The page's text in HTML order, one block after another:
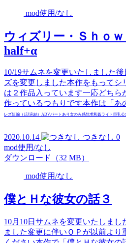
mod使用/なし
ウィズリー・Ｓｈｏ
half+α
10/19サムネを変更いたしました
ズを変更しました本作をもってシ
は２作品入っています一応どちら
作っているつもりです本作は「あ
レズ短編（1話完結） ADVパートあり 女のみ感想求和姦ライト 巨乳公
2020.10.14 つきなし 0
mod使用/なし
ダウンロード（32 MB）
mod使用/なし
僕とＨな彼女の話３
10月10日サムネを変更いたしま
ました変更に伴いＯＰが以前よ